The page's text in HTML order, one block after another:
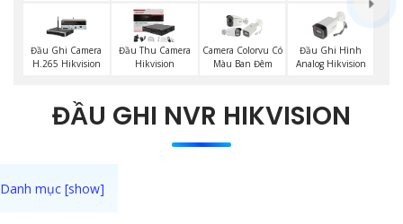
Đầu Ghi Camera
H.265 Hikvision
Đầu Thu Camera
Hikvision
Camera Colorvu Có
Màu Ban Đêm
Đầu Ghi Hình
Analog Hikvision
ĐẦU GHI NVR HIKVISION